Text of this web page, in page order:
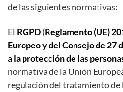
de las siguientes normativas:
El RGPD(Reglamento (UE)
Europeo y del Consejo de 27
a la protección de las
normativa de la Unión
regulación del tratamiento de